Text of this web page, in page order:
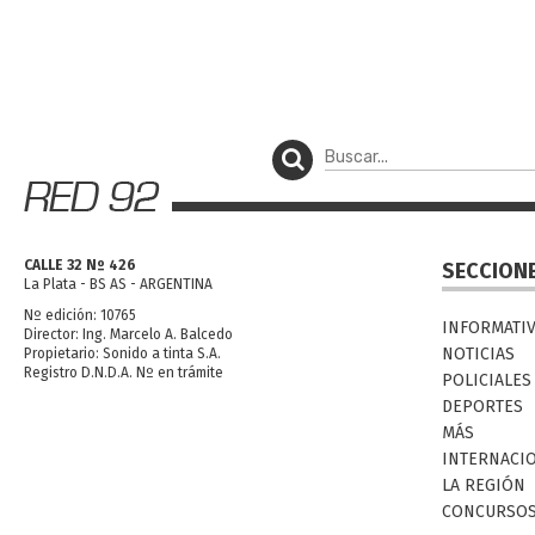
CALLE 32 Nº 426
La Plata - BS AS - ARGENTINA
Nº edición: 10765
Director: Ing. Marcelo A. Balcedo
Propietario: Sonido a tinta S.A.
Registro D.N.D.A. Nº en trámite
NOTICIAS
POLICIALES
DEPORTES
MÁS
LA REGIÓN
CONCURSOS